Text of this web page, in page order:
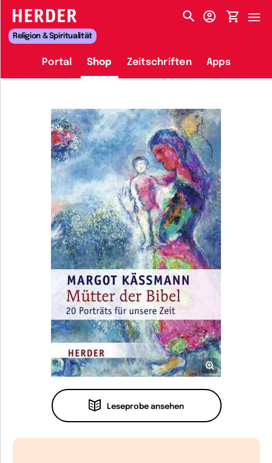
HERDER-MENÜ
Religion & Spiritualität
Portal Shop Zeitschriften Apps
Leseprobe ansehen